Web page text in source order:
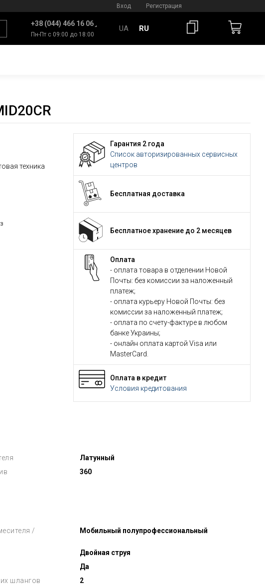
Вход Регистрация
+38 (044) 466 16 06
Пн-Пт с 09:00 до 18:00
UA RU
техника
Гарантия 2 года
Список авторизированных сервисных
центров
Бесплатная доставка
Бесплатное хранение до 2 месяцев
Оплата
- оплата товара в отделении Новой
Почты: без комиссии за наложенный
платеж;
- оплата курьеру Новой Почты: без
комиссии за наложенный платеж;
- оплата по счету-фактуре в любом
банке Украины;
- онлайн оплата картой Visa или
MasterCard.
Оплата в кредит
Условия кредитования
Латунный
360
/
Мобильный полупрофессиональный
Двойная струя
Да
шлангов
2